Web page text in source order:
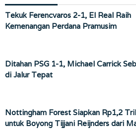
Tekuk Ferencvaros 2-1, El Real Raih
Kemenangan Perdana Pramusim
Ditahan PSG 1-1, Michael Carrick
di Jalur Tepat
Nottingham Forest Siapkan Rp1,2
untuk Boyong Tijjani Reijnders dari